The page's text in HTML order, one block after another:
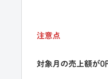
注意点
対象月の売上額が0